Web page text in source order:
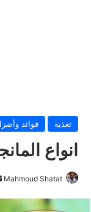
تغذية فوائد
انواع
Mahmoud Shatat